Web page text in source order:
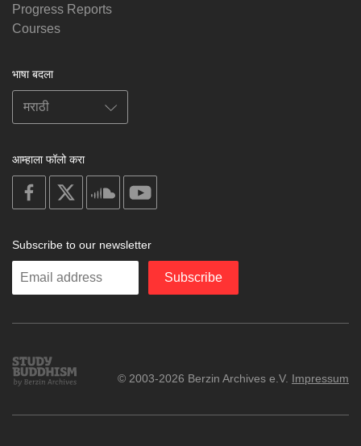
Progress Reports
Courses
भाषा बदला
आम्हाला फॉलो करा
on
facebook
soundcloud
Subscribe to our newsletter
Enter
Subscribe
Study
Buddhism
© 2003-2026 Berzin Archives e.V. Impressum